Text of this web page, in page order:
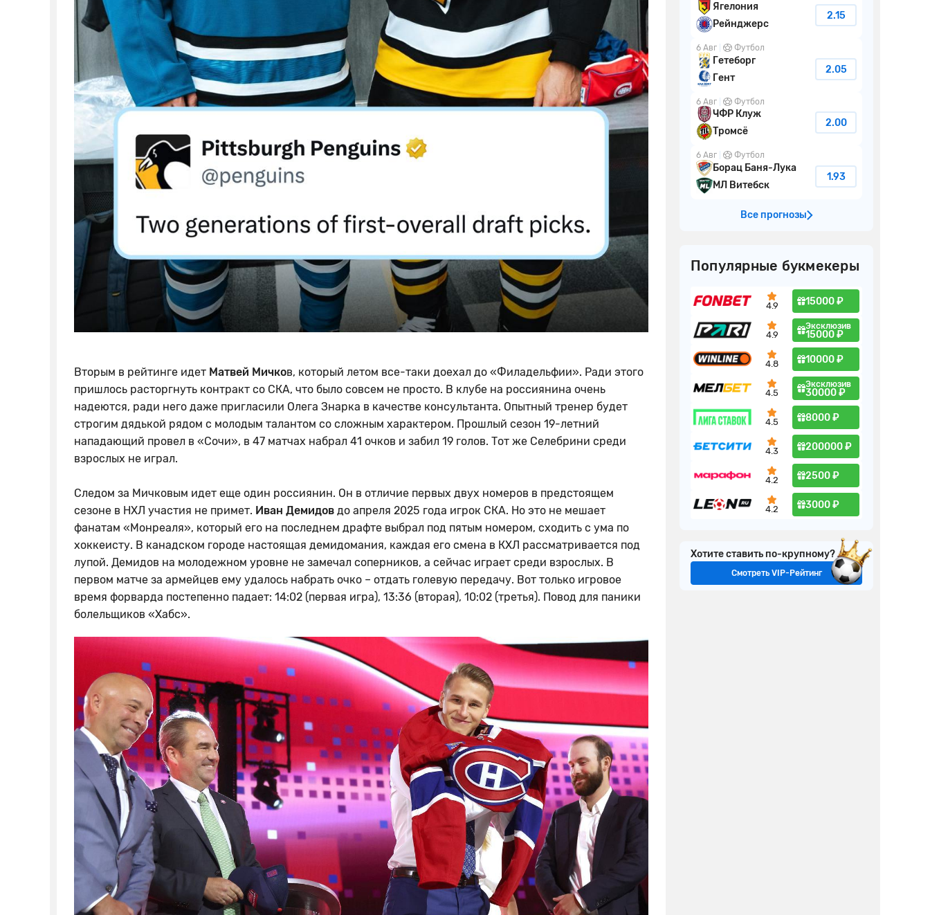
Вторым в рейтинге идет Матвей Мичков, который летом все-таки доехал до «Филадельфии». Ради этого
пришлось расторгнуть контракт со СКА, что было совсем не просто. В клубе на россиянина очень
надеются, ради него даже пригласили Олега Знарка в качестве консультанта. Опытный тренер будет
строгим дядькой рядом с молодым талантом со сложным характером. Прошлый сезон 19-летний
нападающий провел в «Сочи», в 47 матчах набрал 41 очков и забил 19 голов. Тот же Селебрини среди
взрослых не играл.
Следом за Мичковым идет еще один россиянин. Он в отличие первых двух номеров в предстоящем
сезоне в НХЛ участия не примет. Иван Демидов до апреля 2025 года игрок СКА. Но это не мешает
фанатам «Монреаля», который его на последнем драфте выбрал под пятым номером, сходить с ума по
хоккеисту. В канадском городе настоящая демидомания, каждая его смена в КХЛ рассматривается под
лупой. Демидов на молодежном уровне не замечал соперников, а сейчас играет среди взрослых. В
первом матче за армейцев ему удалось набрать очко – отдать голевую передачу. Вот только игровое
время форварда постепенно падает: 14:02 (первая игра), 13:36 (вторая), 10:02 (третья). Повод для паники
болельщиков «Хабс».
Ягелония
Рейнджерс
2.15
6 Авг Футбол
Гетеборг
Гент
2.05
6 Авг Футбол
ЧФР Клуж
Тромсё
2.00
6 Авг Футбол
Борац Баня-Лука
МЛ Витебск
1.93
Все прогнозы
Популярные букмекеры
4.9 15000 ₽
4.9
Эксклюзив
15000 ₽
4.8 10000 ₽
4.5
Эксклюзив
30000 ₽
4.5 8000 ₽
4.3 200000 ₽
4.2 2500 ₽
4.2 3000 ₽
Хотите ставить по-крупному?
Смотреть VIP-Рейтинг